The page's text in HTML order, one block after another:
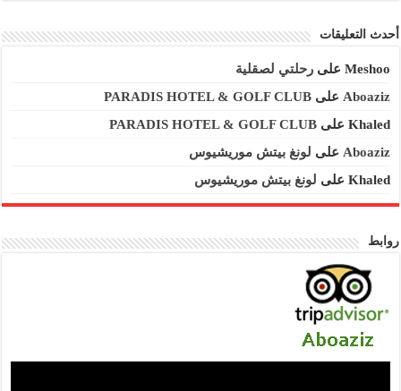
أحدث التعليقات
Meshooعلى رحلتي لصقلية
Aboaziz على PARADIS HOTEL & GOLF CLUB
Khaledعلى PARADIS HOTEL & GOLF CLUB
Aboaziz على لونغ بيتش موريشيوس
Khaledعلى لونغ بيتش موريشيوس
روابط